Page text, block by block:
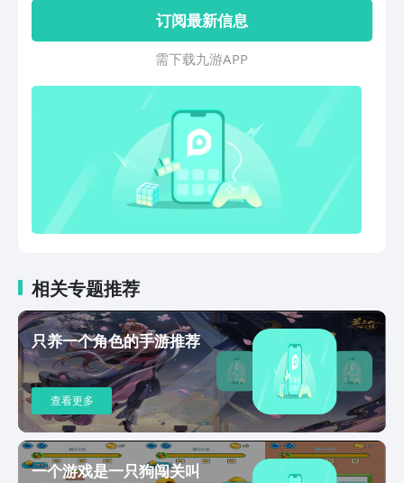
道具帮助松鼠穿过光束炮、熔岩等障碍，
最终到达橡果便是松鼠的胜利。
订阅最新信息
需 下 载 九 游 A P P
相关专题推荐
只养一个角色的手游推荐
查看更多
一个游戏是一只狗闯关叫